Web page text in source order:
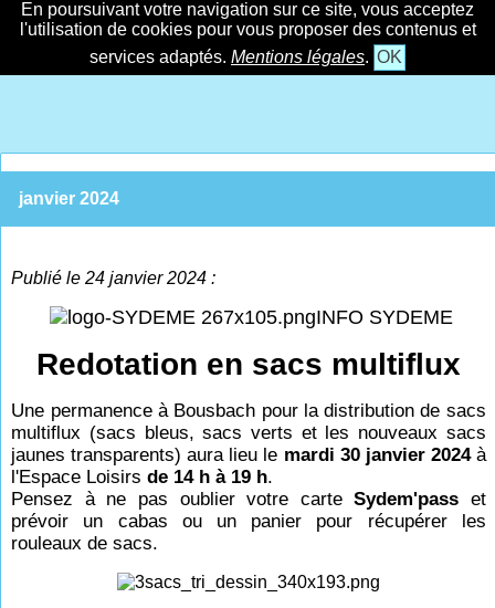
En poursuivant votre navigation sur ce site, vous acceptez
l'utilisation de cookies pour vous proposer des contenus et
services adaptés. Mentions légales. OK
janvier 2024
Publié le 24 janvier 2024 :
INFO SYDEME
Redotation en sacs multiflux
Une permanence à Bousbach pour la distribution de sacs
multiflux (sacs bleus, sacs verts et les nouveaux sacs
jaunes transparents) aura lieu le mardi 30 janvier 2024à
l'Espace Loisirsde 14 h à 19 h.
Pensez à ne pas oublier votre carteSydem'pass et
prévoir un cabas ou un panier pour récupérer les
rouleaux de sacs.